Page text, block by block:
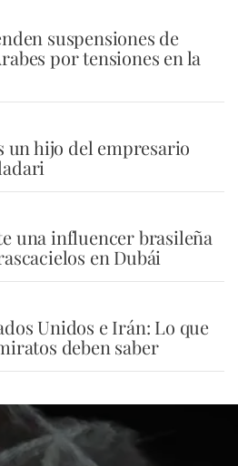
suspensiones de
por tensiones en la
un hijo del empresario
una influencer brasileña
en Dubái
Unidos e Irán: Lo que
deben saber